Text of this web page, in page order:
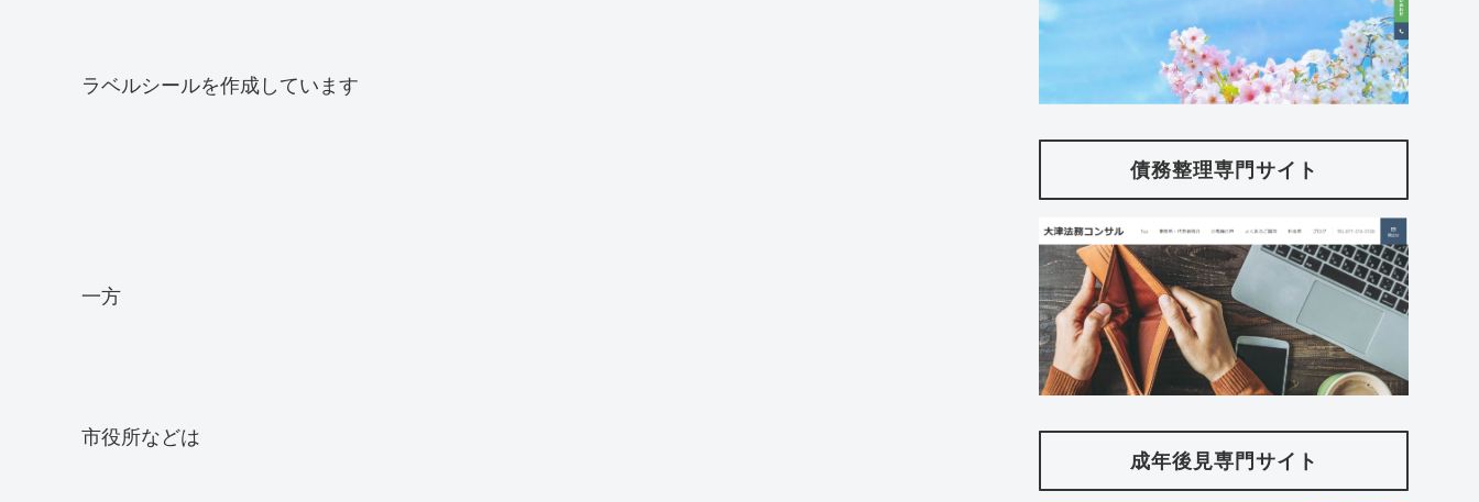
ラベルシールを作成しています
一方
市役所などは
債務整理専門サイト
成年後見専門サイト